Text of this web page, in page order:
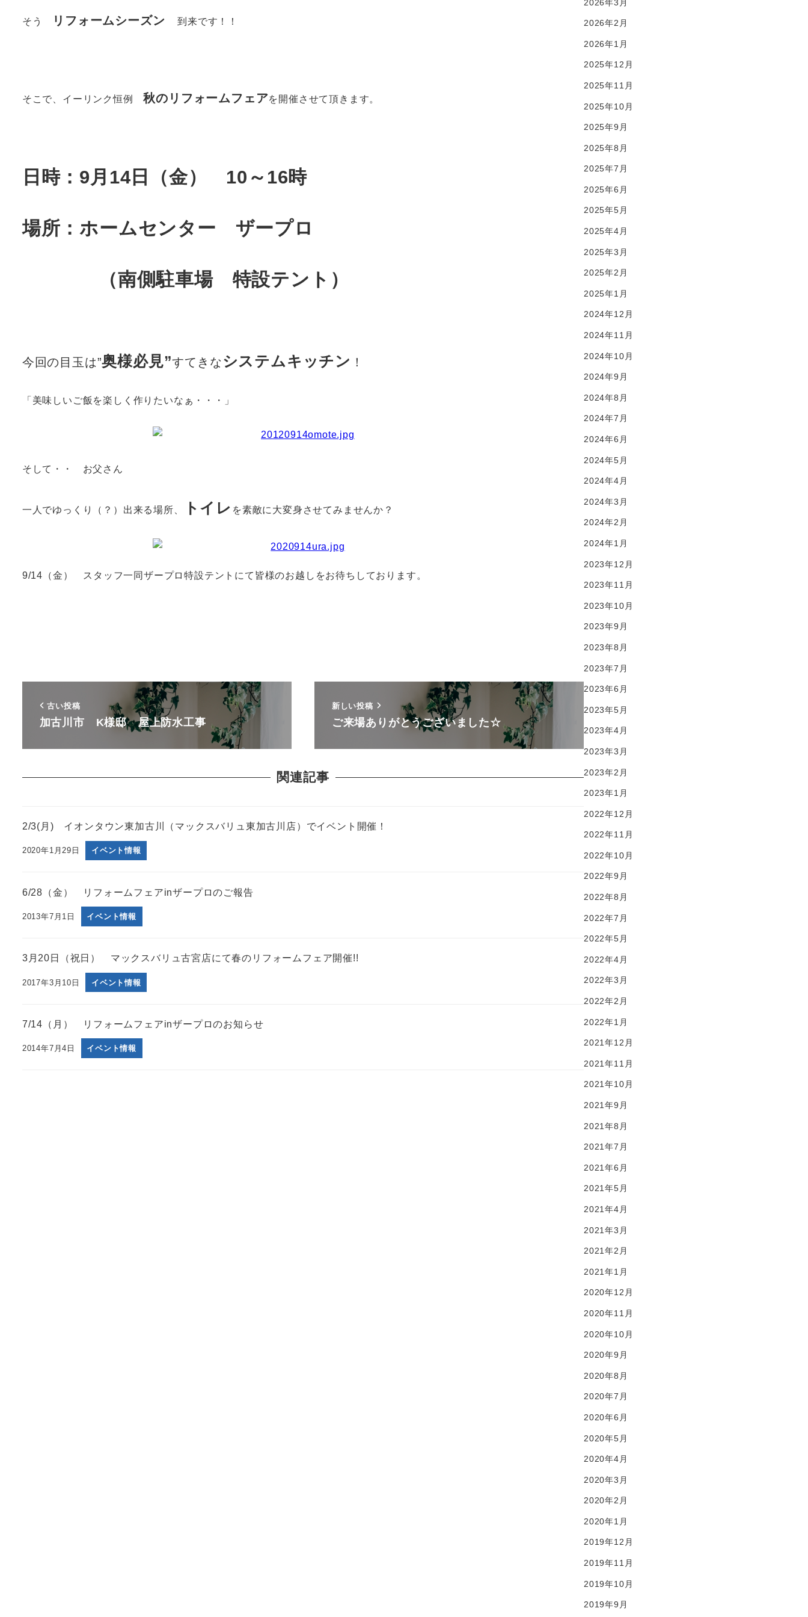
そう リフォームシーズン到来です！！
そこで、イーリンク恒例秋のリフォームフェアを開催させて頂きます。
日時：9月14日（金） 10～16時
場所：ホームセンター ザープロ
（南側駐車場 特設テント）
今回の目玉は”奥様必見”すてきなシステムキッチン ！
「美味しいご飯を楽しく作りたいなぁ・・・」
そして・・ お父さん
一人でゆっくり（？）出来る場所、 トイレ を素敵に大変身させてみませんか？
9/14（金） スタッフ一同ザープロ特設テントにて皆様のお越しをお待ちしております。
古い投稿
加古川市 K様邸 屋上防水工事
新しい投稿
ご来場ありがとうございました☆
関連記事
2/3(月) イオンタウン東加古川（マックスバリュ東加古川店）でイベント開催！
2020年1月29日 イベント情報
6/28（金） リフォームフェアinザープロのご報告
2013年7月1日 イベント情報
3月20日（祝日） マックスバリュ古宮店にて春のリフォームフェア開催!!
2017年3月10日 イベント情報
7/14（月） リフォームフェアinザープロのお知らせ
2014年7月4日 イベント情報
2026年3月
2026年2月
2026年1月
2025年12月
2025年11月
2025年10月
2025年9月
2025年8月
2025年7月
2025年6月
2025年5月
2025年4月
2025年3月
2025年2月
2025年1月
2024年12月
2024年11月
2024年10月
2024年9月
2024年8月
2024年7月
2024年6月
2024年5月
2024年4月
2024年3月
2024年2月
2024年1月
2023年12月
2023年11月
2023年10月
2023年9月
2023年8月
2023年7月
2023年6月
2023年5月
2023年4月
2023年3月
2023年2月
2023年1月
2022年12月
2022年11月
2022年10月
2022年9月
2022年8月
2022年7月
2022年5月
2022年4月
2022年3月
2022年2月
2022年1月
2021年12月
2021年11月
2021年10月
2021年9月
2021年8月
2021年7月
2021年6月
2021年5月
2021年4月
2021年3月
2021年2月
2021年1月
2020年12月
2020年11月
2020年10月
2020年9月
2020年8月
2020年7月
2020年6月
2020年5月
2020年4月
2020年3月
2020年2月
2020年1月
2019年12月
2019年11月
2019年10月
2019年9月